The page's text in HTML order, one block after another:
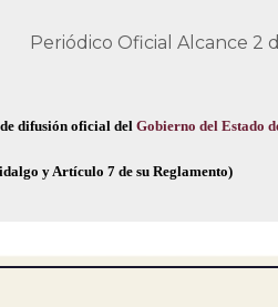
Periódico Oficial Alcance 2
difusión oficial del Gobierno del Estado
y Artículo 7 de su Reglamento)